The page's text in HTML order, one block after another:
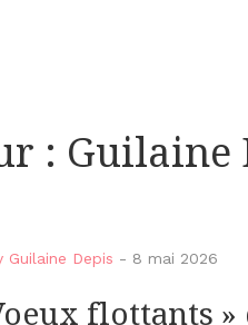
: Guilaine
Guilaine Depis - 8 mai 2026
flottants »